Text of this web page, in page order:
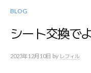
BLOG
シート交換で
2023年12月10日 by レフィル